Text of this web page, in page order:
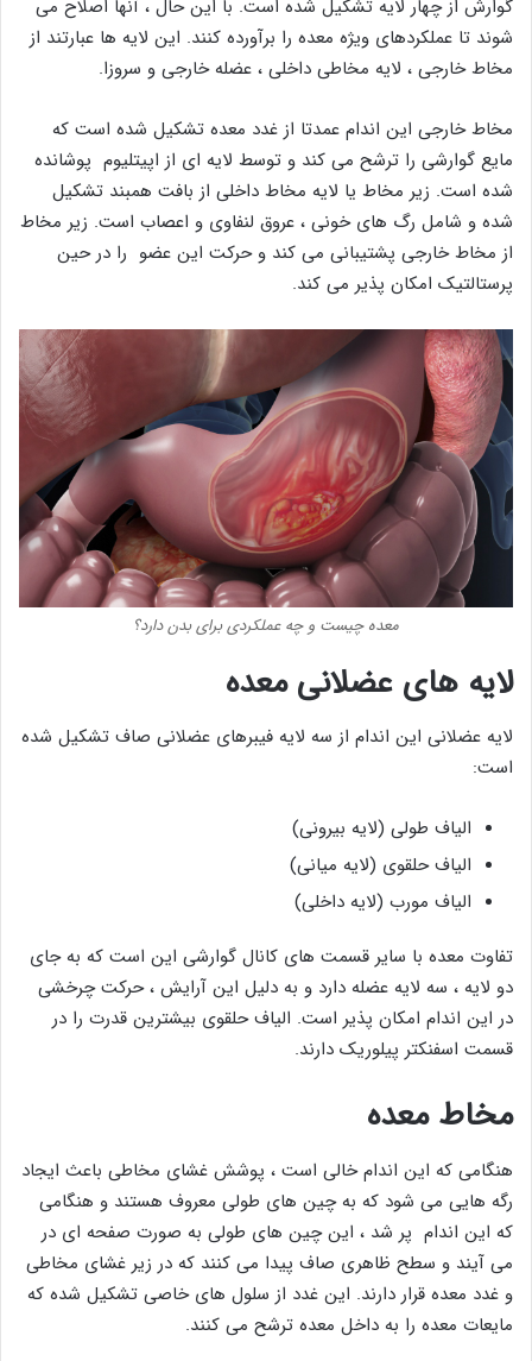
گوارش از چهار لایه تشکیل شده است. با این حال ، آنها اصلاح می
شوند تا عملکردهای ویژه معده را برآورده کنند. این لایه ها عبارتند از
مخاط خارجی ، لایه مخاطی داخلی ، عضله خارجی و سروزا.
مخاط خارجی این اندام عمدتا از غدد معده تشکیل شده است که
مایع گوارشی را ترشح می کند و توسط لایه ای از اپیتلیوم پوشانده
شده است. زیر مخاط یا لایه مخاط داخلی از بافت همبند تشکیل
شده و شامل رگ های خونی ، عروق لنفاوی و اعصاب است. زیر مخاط
از مخاط خارجی پشتیبانی می کند و حرکت این عضو را در حین
پرستالتیک امکان پذیر می کند.
معده چیست و چه عملکردی برای بدن دارد؟
لایه های عضلانی معده
لایه عضلانی این اندام از سه لایه فیبرهای عضلانی صاف تشکیل شده
است:
الیاف طولی (لایه بیرونی)
الیاف حلقوی (لایه میانی)
الیاف مورب (لایه داخلی)
تفاوت معده با سایر قسمت های کانال گوارشی این است که به جای
دو لایه ، سه لایه عضله دارد و به دلیل این آرایش ، حرکت چرخشی
در این اندام امکان پذیر است. الیاف حلقوی بیشترین قدرت را در
قسمت اسفنکتر پیلوریک دارند.
مخاط معده
هنگامی که این اندام خالی است ، پوشش غشای مخاطی باعث ایجاد
رگه هایی می شود که به چین های طولی معروف هستند و هنگامی
که این اندام پر شد ، این چین های طولی به صورت صفحه ای در
می آیند و سطح ظاهری صاف پیدا می کنند که در زیر غشای مخاطی
و غدد معده قرار دارند. این غدد از سلول های خاصی تشکیل شده که
مایعات معده را به داخل معده ترشح می کنند.